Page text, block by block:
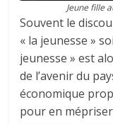
Jeune fille
Souvent le
« la jeunesse »
jeunesse » est
de l’avenir du
économique
pour en